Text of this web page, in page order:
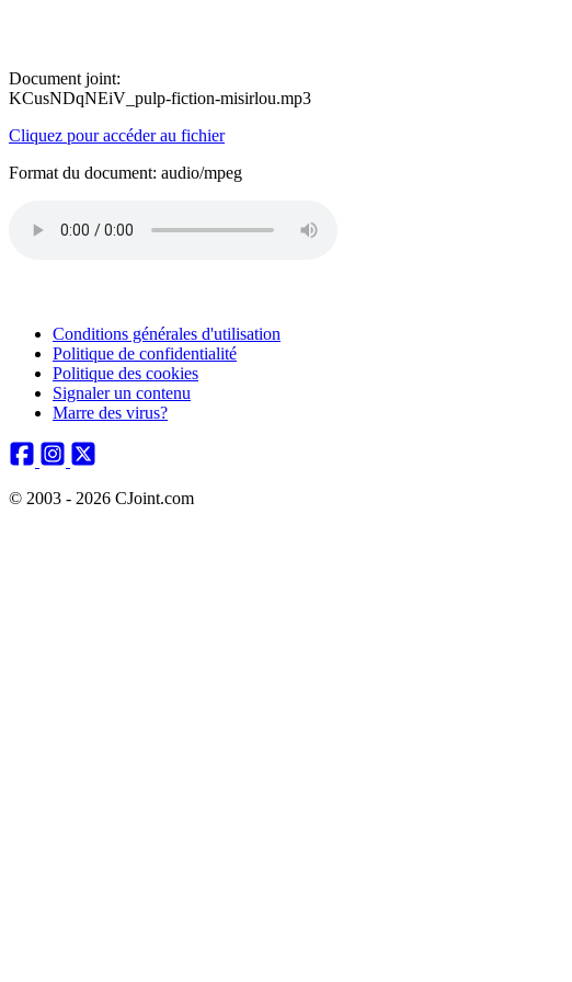
Document joint:
KCusNDqNEiV_pulp-fiction-misirlou.mp3
Cliquez pour accéder au fichier
Format du document: audio/mpeg
Conditions générales d'utilisation
Politique de confidentialité
Politique des cookies
Signaler un contenu
Marre des virus?
© 2003 - 2026 CJoint.com